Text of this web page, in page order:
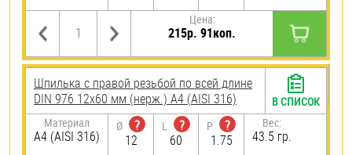
Цена:
215р. 91коп.
Шпилька с правой резьбой по всей длине
DIN 976 12х60 мм (нерж.) A4 (AISI 316)
Материал
A4 (AISI 316)
Ø
?
12
L
?
60
P
?
1.75
Вес:
43.5 гр.
В СПИСОК